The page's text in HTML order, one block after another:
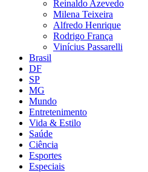
Reinaldo Azevedo
Milena Teixeira
Alfredo Henrique
Rodrigo França
Vinícius Passarelli
Brasil
DF
SP
MG
Mundo
Entretenimento
Vida & Estilo
Saúde
Ciência
Esportes
Especiais